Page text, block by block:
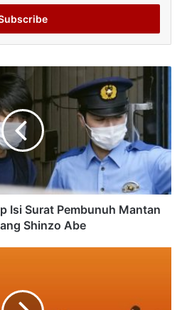
Isi Surat Pembunuh Mantan
Shinzo Abe